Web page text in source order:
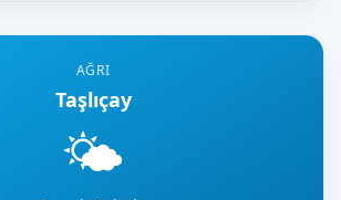
AĞRI
Taşlıçay
🌤️